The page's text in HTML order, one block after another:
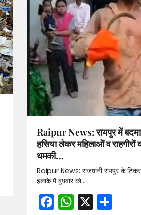
Raipur News: रायपुर में
हसिया लेकर महिलाओं व
धमकी…
Raipur News: राजधानी रायपुर के
इलाके में बुधवार को…
Facebook
X